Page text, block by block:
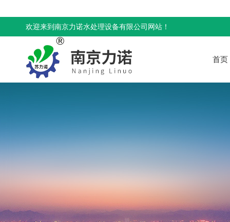
欢迎来到南京力诺水处理设备有限公司网站！
首页